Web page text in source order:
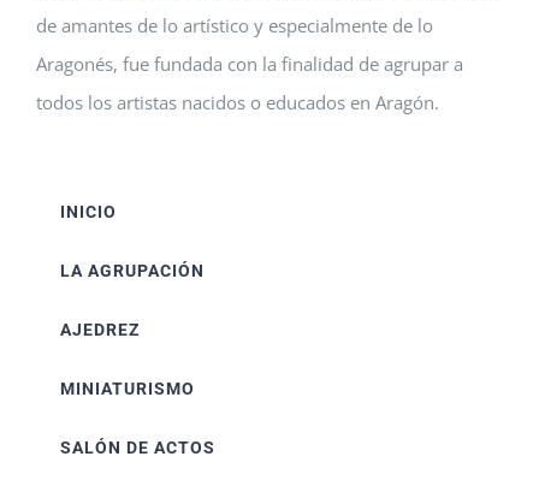
de amantes de lo artístico y especialmente de lo
Aragonés, fue fundada con la finalidad de agrupar a
todos los artistas nacidos o educados en Aragón.
INICIO
LA AGRUPACIÓN
AJEDREZ
MINIATURISMO
SALÓN DE ACTOS